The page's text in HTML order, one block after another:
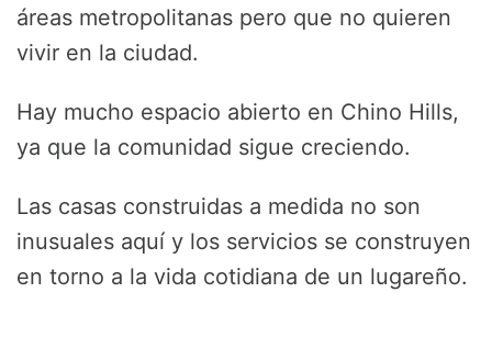
áreas metropolitanas pero que no quieren
vivir en la ciudad.
Hay mucho espacio abierto en Chino Hills,
ya que la comunidad sigue creciendo.
Las casas construidas a medida no son
inusuales aquí y los servicios se construyen
en torno a la vida cotidiana de un lugareño.